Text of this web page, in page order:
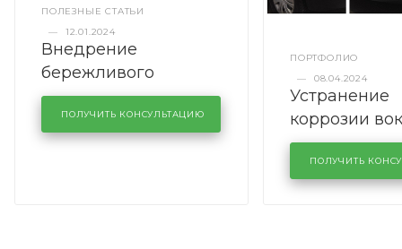
ПОЛЕЗНЫЕ СТАТЬИ
—
12.01.2024
Внедрение
бережливого
производства в
кузовном сервисе
KUTUZOVV
ПОЛУЧИТЬ КОНСУЛЬТАЦИЮ
ПОРТФОЛИО
—
08.04.2024
Устранение
коррозии
лобового
районе
Volkswagen
ПОЛУЧИТЬ